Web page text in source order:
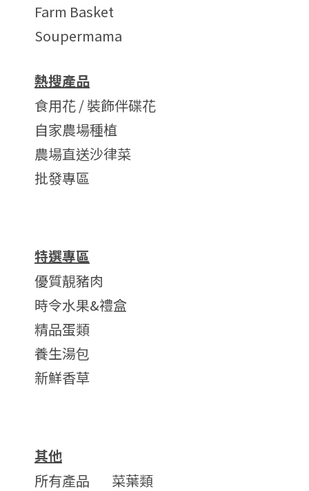
Farm Basket
Soupermama
熱搜產品
食用花 / 裝飾伴碟花
自家農場種植
農場直送沙律菜
批發專區
特選專區
優質靚豬肉
時令水果&禮盒
精品蛋類
養生湯包
新鮮香草
其他
所有產品
菜葉類